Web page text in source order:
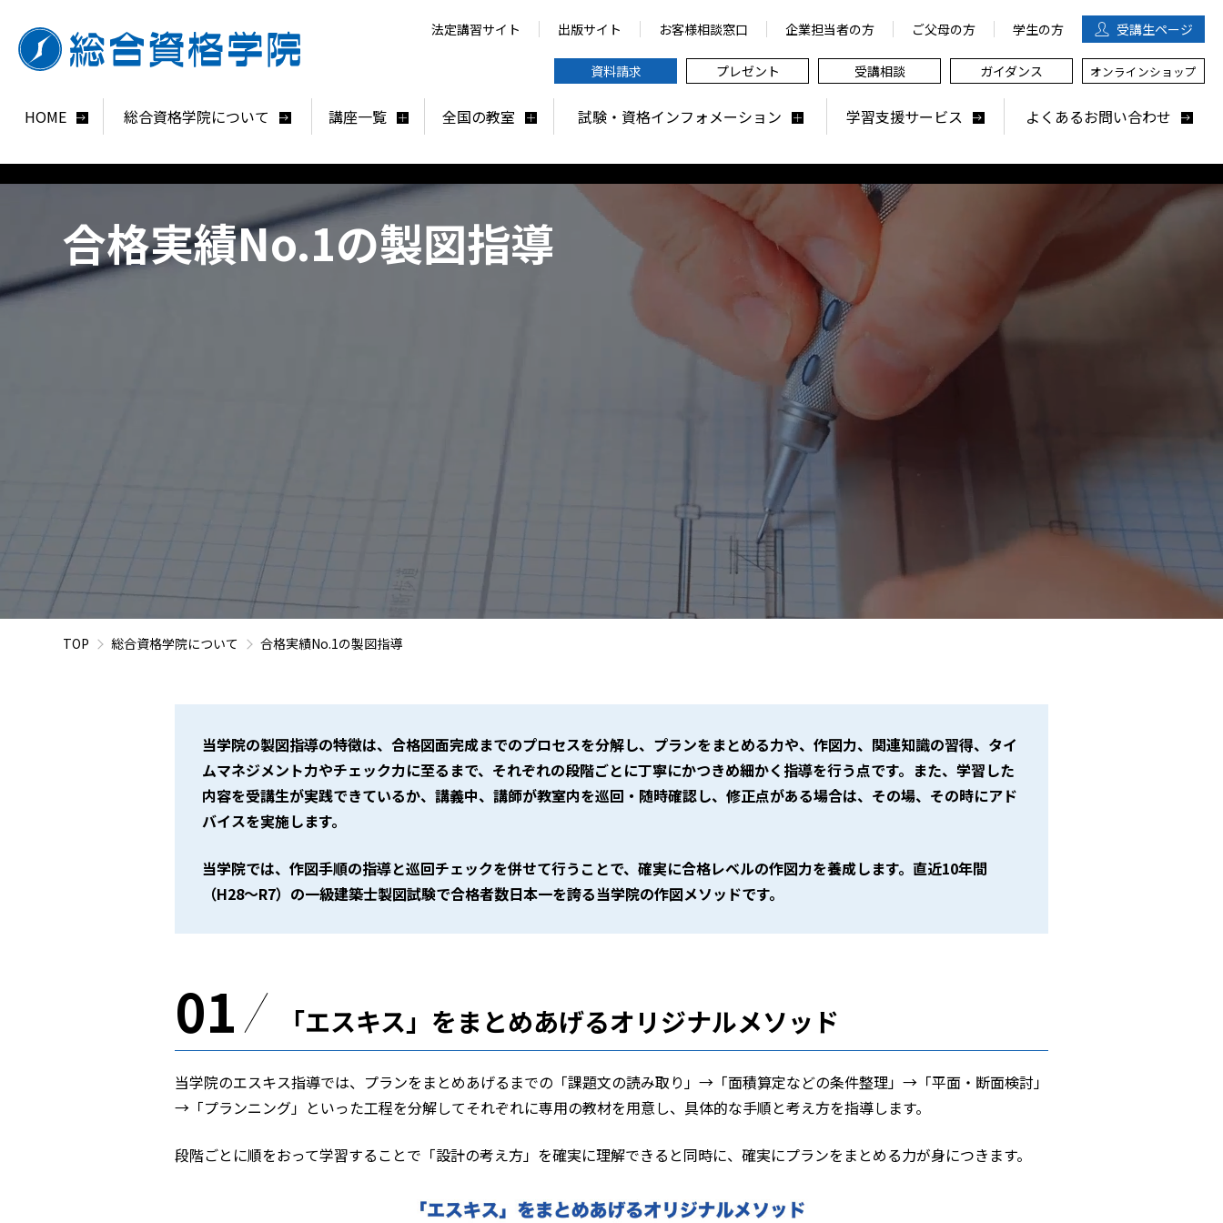
HOME 総合資格学院について 講座一覧 全国の教室 試験・資格インフォメーション 学習支援サービス よくあるお問い合わせ
受講生ページ
企業担当者の方 ご父母の方 学生の方
法定講習サイト 出版サイト お客様相談窓口
資料請求 プレゼント 受講相談 ガイダンス オンラインショップ
合格実績No.1の製図指導
TOP 総合資格学院について 合格実績No.1の製図指導
当学院の製図指導の特徴は、合格図面完成までのプロセスを分解し、プランをまとめる力や、作図力、関連知識の習得、タイ
ムマネジメント力やチェック力に至るまで、それぞれの段階ごとに丁寧にかつきめ細かく指導を行う点です。また、学習した
内容を受講生が実践できているか、講義中、講師が教室内を巡回・随時確認し、修正点がある場合は、その場、その時にアド
バイスを実施します。
当学院では、作図手順の指導と巡回チェックを併せて行うことで、確実に合格レベルの作図力を養成します。直近10年間
（H28～R7）の一級建築士製図試験で合格者数日本一を誇る当学院の作図メソッドです。
01 「エスキス」をまとめあげるオリジナルメソッド
当学院のエスキス指導では、プランをまとめあげるまでの「課題文の読み取り」→「面積算定などの条件整理」→「平面・断面検討」
→「プランニング」といった工程を分解してそれぞれに専用の教材を用意し、具体的な手順と考え方を指導します。
段階ごとに順をおって学習することで「設計の考え方」を確実に理解できると同時に、確実にプランをまとめる力が身につきます。